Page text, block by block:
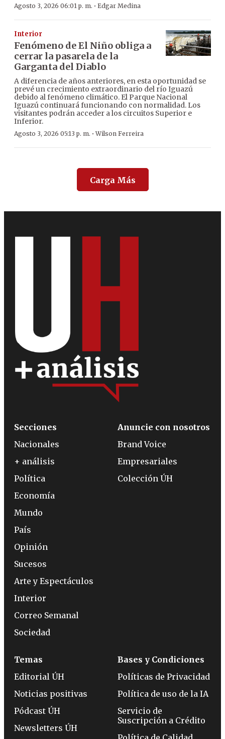
Agosto 3, 2026 06:01 p. m. · Edgar Medina
Interior
Fenómeno de El Niño obliga a
cerrar la pasarela de la
Garganta del Diablo
A diferencia de años anteriores, en esta oportunidad se
prevé un crecimiento extraordinario del río Iguazú
debido al fenómeno climático. El Parque Nacional
Iguazú continuará funcionando con normalidad. Los
visitantes podrán acceder a los circuitos Superior e
Inferior.
Agosto 3, 2026 05:13 p. m. ·Wilson Ferreira
Carga Más
Secciones
Nacionales
+ análisis
Política
Economía
Mundo
País
Opinión
Sucesos
Arte y Espectáculos
Interior
Correo Semanal
Sociedad
Anuncie con nosotros
Brand Voice
Empresariales
Colección ÚH
Temas
Editorial ÚH
Noticias positivas
Pódcast ÚH
Newsletters ÚH
Bases y Condiciones
Políticas de Privacidad
Política de uso de la IA
Servicio de
Suscripción a Crédito